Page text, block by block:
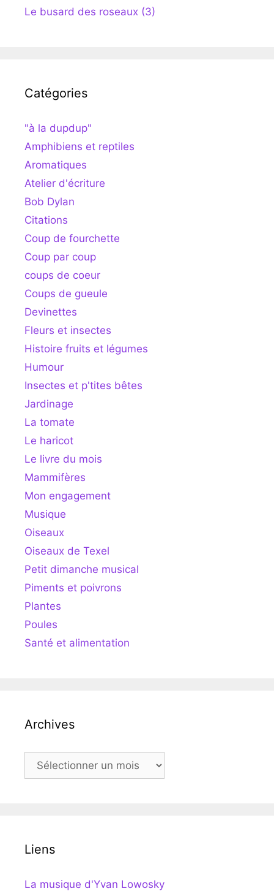
Le busard des roseaux (3)
Catégories
"à la dupdup"
Amphibiens et reptiles
Aromatiques
Atelier d'écriture
Bob Dylan
Citations
Coup de fourchette
Coup par coup
coups de coeur
Coups de gueule
Devinettes
Fleurs et insectes
Histoire fruits et légumes
Humour
Insectes et p'tites bêtes
Jardinage
La tomate
Le haricot
Le livre du mois
Mammifères
Mon engagement
Musique
Oiseaux
Oiseaux de Texel
Petit dimanche musical
Piments et poivrons
Plantes
Poules
Santé et alimentation
Archives
Archives
Liens
La musique d'Yvan Lowosky